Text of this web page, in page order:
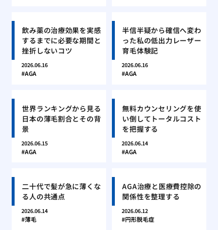
飲み薬の治療効果を実感
するまでに必要な期間と
挫折しないコツ
2026.06.16
AGA
半信半疑から確信へ変わ
った私の低出力レーザー
育毛体験記
2026.06.16
AGA
世界ランキングから見る
日本の薄毛割合とその背
景
2026.06.15
AGA
無料カウンセリングを使
い倒してトータルコスト
を把握する
2026.06.14
AGA
二十代で髪が急に薄くな
る人の共通点
2026.06.14
薄毛
AGA治療と医療費控除の
関係性を整理する
2026.06.12
円形脱毛症